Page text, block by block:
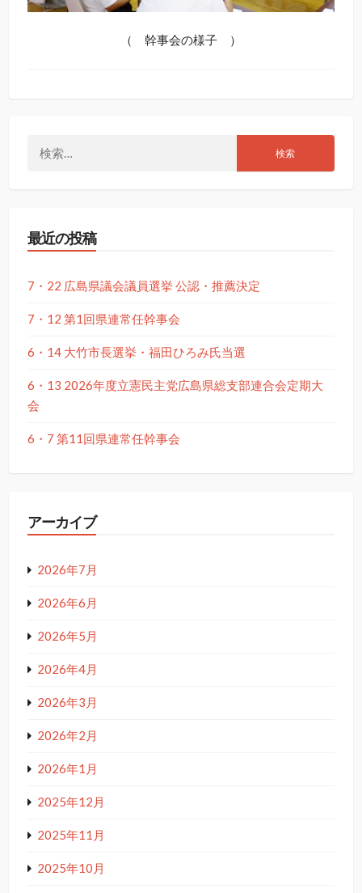
（ 幹事会の様子 ）
最近の投稿
7・22 広島県議会議員選挙 公認・推薦決定
7・12 第1回県連常任幹事会
6・14 大竹市長選挙・福田ひろみ氏当選
6・13 2026年度立憲民主党広島県総支部連合会定期大
会
6・7 第11回県連常任幹事会
アーカイブ
2026年7月
2026年6月
2026年5月
2026年4月
2026年3月
2026年2月
2026年1月
2025年12月
2025年11月
2025年10月